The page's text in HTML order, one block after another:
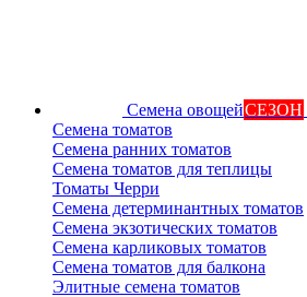
Семена овощейСЕЗОН
Семена томатов
Семена ранних томатов
Семена томатов для теплицы
Томаты Черри
Семена детерминантных томатов
Семена экзотических томатов
Семена карликовых томатов
Семена томатов для балкона
Элитные семена томатов